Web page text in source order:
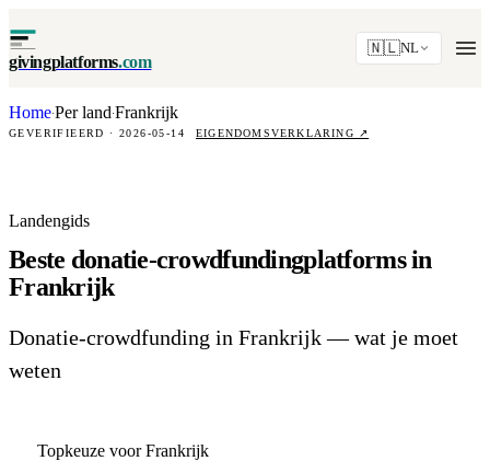
givingplatforms.com
🇳🇱NL
Home·Per land·Frankrijk
GEVERIFIEERD · 2026-05-14 EIGENDOMSVERKLARING ↗
Landengids
Beste donatie-crowdfundingplatforms in
Frankrijk
Donatie-crowdfunding in Frankrijk — wat je moet
weten
Topkeuze voor Frankrijk